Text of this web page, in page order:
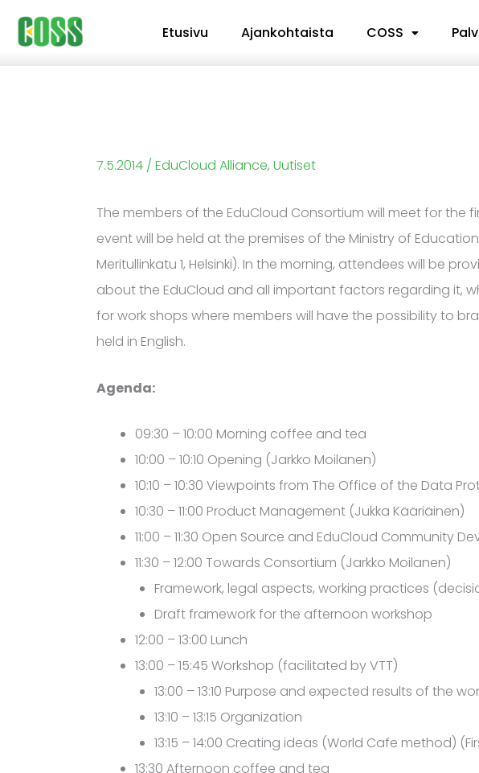
Siirry
sisältöön
Etusivu Ajankohtaista COSS
7.5.2014 / EduCloud Alliance, Uutiset
The members of the EduCloud Consortium will meet for the
event will be held at the premises of the Ministry of
Meritullinkatu 1, Helsinki). In the morning, attendees will be
about the EduCloud and all important factors regarding it,
for work shops where members will have the possibility to
held in English.
Agenda:
09:30 – 10:00 Morning coffee and tea
10:00 – 10:10 Opening (Jarkko Moilanen)
10:10 – 10:30 Viewpoints from The Office of the Data
10:30 – 11:00 Product Management (Jukka Kääriäinen)
11:00 – 11:30 Open Source and EduCloud Community
11:30 – 12:00 Towards Consortium (Jarkko Moilanen)
Framework, legal aspects, working practices
Draft framework for the afternoon workshop
12:00 – 13:00 Lunch
13:00 – 15:45 Workshop (facilitated by VTT)
13:00 – 13:10 Purpose and expected results of the
13:10 – 13:15 Organization
13:15 – 14:00 Creating ideas (World Cafe method)
13:30 Afternoon coffee and tea